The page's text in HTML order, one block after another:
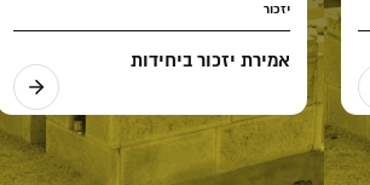
יזכור
אמירת יזכור ביחידות